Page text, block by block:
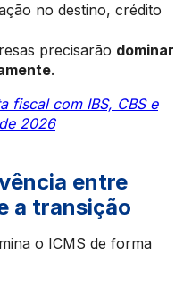
no destino, crédito
precisarão dominar
.
fiscal com IBS, CBS e
2026
entre
a transição
o ICMS de forma